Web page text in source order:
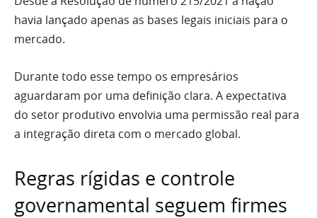
havia lançado apenas as bases legais iniciais para o
mercado.
Durante todo esse tempo os empresários
aguardaram por uma definição clara. A expectativa
do setor produtivo envolvia uma permissão real para
a integração direta com o mercado global.
Regras rígidas e controle
governamental seguem firmes